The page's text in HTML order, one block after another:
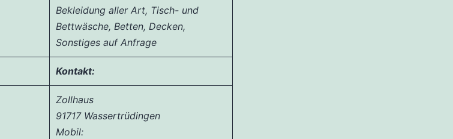
Bekleidung aller Art, Tisch- und
Bettwäsche, Betten, Decken,
Sonstiges auf Anfrage
Kontakt:
Zollhaus
91717 Wassertrüdingen
Mobil: